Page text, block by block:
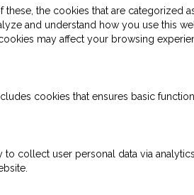
the cookies that are categorized
and understand how you use this
may affect your browsing
cookies that ensures basic
collect user personal data via